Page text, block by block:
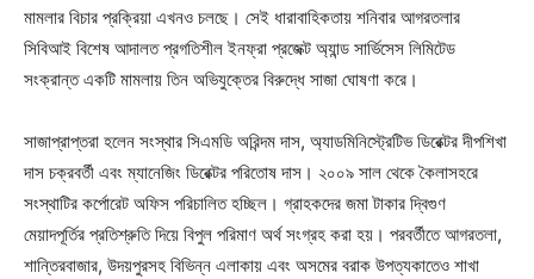
মামলার বিচার প্রক্রিয়া এখনও চলছে। সেই ধারাবাহিকতায় শনিবার আগরতলার
সিবিআই বিশেষ আদালত প্রগতিশীল ইনফ্রা প্রজেক্ট অ্যান্ড সার্ভিসেস লিমিটেড
সংক্রান্ত একটি মামলায় তিন অভিযুক্তের বিরুদ্ধে সাজা ঘোষণা করে।
সাজাপ্রাপ্তরা হলেন সংস্থার সিএমডি অরিন্দম দাস, অ্যাডমিনিস্ট্রেটিভ ডিরেক্টর দীপশিখা
দাস চক্রবর্তী এবং ম্যানেজিং ডিরেক্টর পরিতোষ দাস। ২০০৯ সাল থেকে কৈলাসহরে
সংস্থাটির কর্পোরেট অফিস পরিচালিত হচ্ছিল। গ্রাহকদের জমা টাকার দ্বিগুণ
মেয়াদপূর্তির প্রতিশ্রুতি দিয়ে বিপুল পরিমাণ অর্থ সংগ্রহ করা হয়। পরবর্তীতে আগরতলা,
শান্তিরবাজার, উদয়পুরসহ বিভিন্ন এলাকায় এবং অসমের বরাক উপত্যকাতেও শাখা